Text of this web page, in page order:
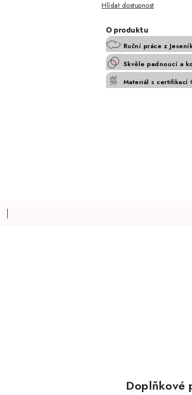
Hlídat
Ruční práce z
Skvěle padnoucí a
Materiál s certifikací
Doplňkové